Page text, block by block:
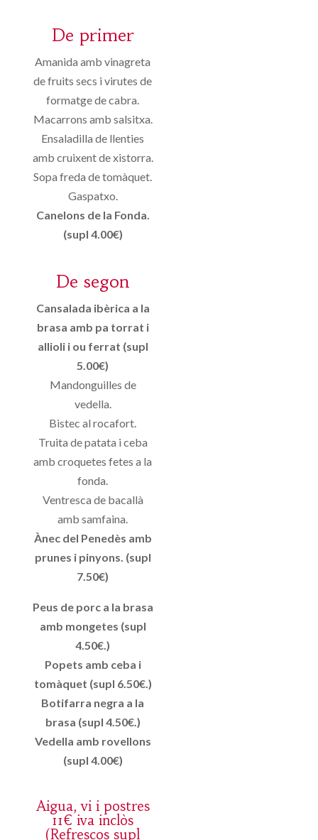
De primer
Amanida amb vinagreta
de fruits secs i virutes de
formatge de cabra.
Macarrons amb salsitxa.
Ensaladilla de llenties
amb cruixent de xistorra.
Sopa freda de tomàquet.
Gaspatxo.
Canelons de la Fonda.
(supl 4.00€)
De segon
Cansalada ibèrica a la
brasa amb pa torrat i
allioli i ou ferrat (supl
5.00€)
Mandonguilles de
vedella.
Bistec al rocafort.
Truita de patata i ceba
amb croquetes fetes a la
fonda.
Ventresca de bacallà
amb samfaina.
Ànec del Penedès amb
prunes i pinyons. (supl
7.50€)
Peus de porc a la brasa
amb mongetes (supl
4.50€.)
Popets amb ceba i
tomàquet (supl 6.50€.)
Botifarra negra a la
brasa (supl 4.50€.)
Vedella amb rovellons
(supl 4.00€)
Aigua, vi i postres
11€ iva inclòs
(Refrescos supl